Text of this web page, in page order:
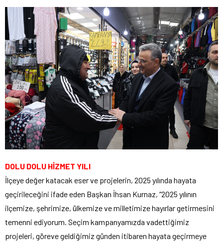
DOLU DOLU HİZMET YILI
İlçeye değer katacak eser ve projelerin, 2025 yılında hayata
geçirileceğini ifade eden Başkan İhsan Kurnaz, “2025 yılının
ilçemize, şehrimize, ülkemize ve milletimize hayırlar getirmesini
temenni ediyorum. Seçim kampanyamızda vadettiğimiz
projeleri, göreve geldiğimiz günden itibaren hayata geçirmeye